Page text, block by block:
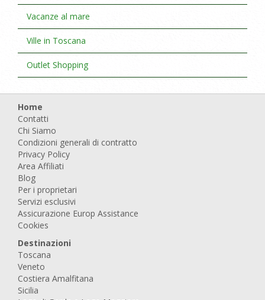
Vacanze al mare
Ville in Toscana
Outlet Shopping
Home
Contatti
Chi Siamo
Condizioni generali di contratto
Privacy Policy
Area Affiliati
Blog
Per i proprietari
Servizi esclusivi
Assicurazione Europ Assistance
Cookies
Destinazioni
Toscana
Veneto
Costiera Amalfitana
Sicilia